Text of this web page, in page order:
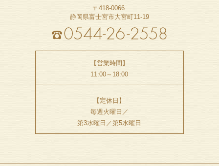
〒418-0066
静岡県富士宮市大宮町11-19
【営業時間】
11:00～18:00
【定休日】
毎週火曜日／
第3水曜日／第5水曜日